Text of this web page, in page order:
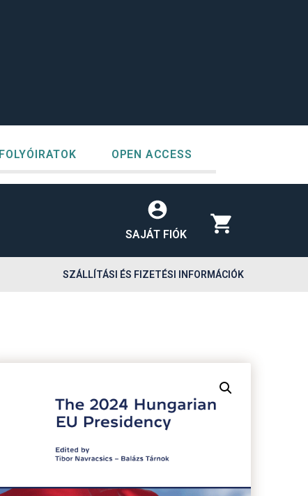
FOLYÓIRATOK OPEN ACCESS
SAJÁT FIÓK
SZÁLLÍTÁSI ÉS FIZETÉSI INFORMÁCIÓK